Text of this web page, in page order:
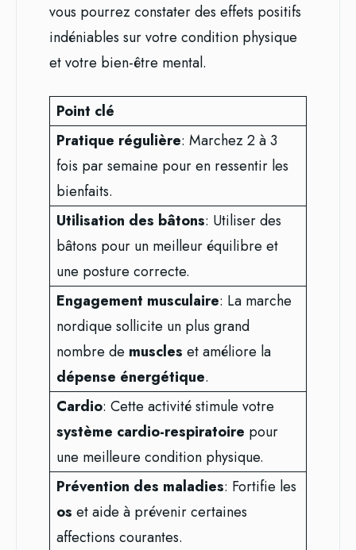
vous pourrez constater des effets positifs
indéniables sur votre condition physique
et votre bien-être mental.
Point clé
Pratique régulière: Marchez 2 à 3
fois par semaine pour en ressentir les
bienfaits.
Utilisation des bâtons: Utiliser des
bâtons pour un meilleur équilibre et
une posture correcte.
Engagement musculaire: La marche
nordique sollicite un plus grand
nombre de muscles et améliore la
dépense énergétique.
Cardio: Cette activité stimule votre
système cardio-respiratoire pour
une meilleure condition physique.
Prévention des maladies: Fortifie les
os et aide à prévenir certaines
affections courantes.